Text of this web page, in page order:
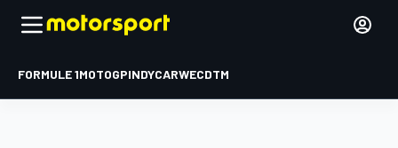
FORMULE 1MOTOGPINDYCARWECDTM